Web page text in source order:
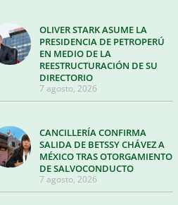
OLIVER STARK ASUME LA
PRESIDENCIA DE PETROPERÚ
EN MEDIO DE LA
REESTRUCTURACIÓN DE SU
DIRECTORIO
7 agosto, 2026
CANCILLERÍA CONFIRMA
SALIDA DE BETSSY CHÁVEZ A
MÉXICO TRAS OTORGAMIENTO
DE SALVOCONDUCTO
7 agosto, 2026